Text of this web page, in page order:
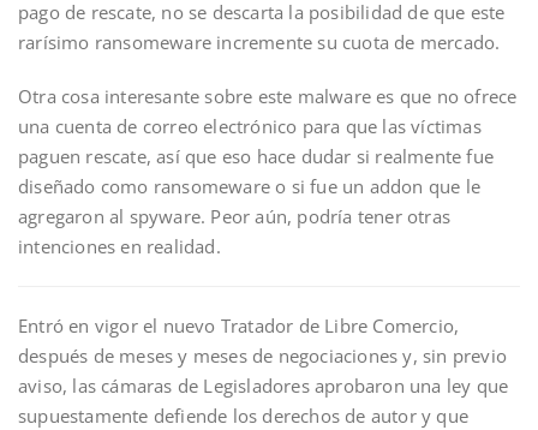
pago de rescate, no se descarta la posibilidad de que este
rarísimo ransomeware incremente su cuota de mercado.
Otra cosa interesante sobre este malware es que no ofrece
una cuenta de correo electrónico para que las víctimas
paguen rescate, así que eso hace dudar si realmente fue
diseñado como ransomeware o si fue un addon que le
agregaron al spyware. Peor aún, podría tener otras
intenciones en realidad.
Entró en vigor el nuevo Tratador de Libre Comercio,
después de meses y meses de negociaciones y, sin previo
aviso, las cámaras de Legisladores aprobaron una ley que
supuestamente defiende los derechos de autor y que